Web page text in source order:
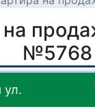
на
№5768
ул.